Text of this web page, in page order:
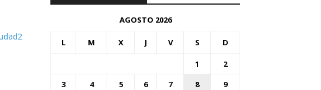
AGOSTO 2026
L M X J V S D
1
2
3
4 5 6 7 8
9